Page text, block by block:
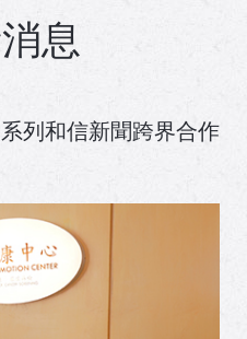
息
列和信新聞跨界合作